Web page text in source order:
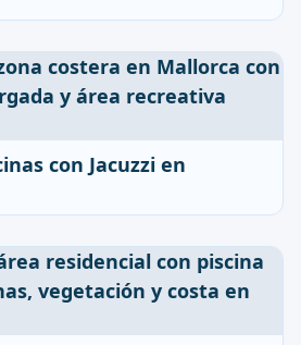
con Jacuzzi en